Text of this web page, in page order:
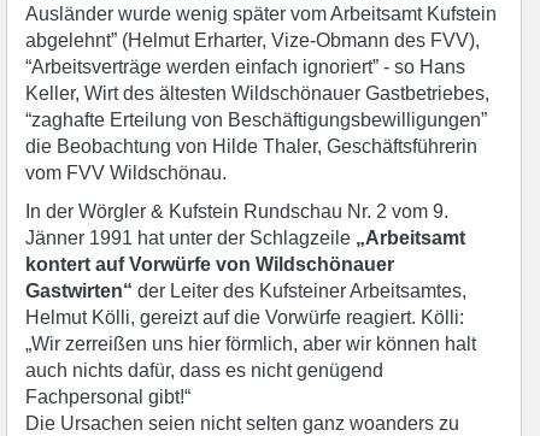
Ausländer wurde wenig später vom Arbeitsamt Kufstein
abgelehnt” (Helmut Erharter, Vize-Obmann des FVV),
“Arbeitsverträge werden einfach ignoriert” - so Hans
Keller, Wirt des ältesten Wildschönauer Gastbetriebes,
“zaghafte Erteilung von Beschäftigungsbewilligungen”
die Beobachtung von Hilde Thaler, Geschäftsführerin
vom FVV Wildschönau.
In der Wörgler & Kufstein Rundschau Nr. 2 vom 9.
Jänner 1991 hat unter der Schlagzeile „Arbeitsamt
kontert auf Vorwürfe von Wildschönauer
Gastwirten“ der Leiter des Kufsteiner Arbeitsamtes,
Helmut Kölli, gereizt auf die Vorwürfe reagiert. Kölli:
„Wir zerreißen uns hier förmlich, aber wir können halt
auch nichts dafür, dass es nicht genügend
Fachpersonal gibt!“
Die Ursachen seien nicht selten ganz woanders zu